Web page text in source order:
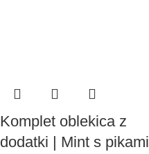
Komplet oblekica z
dodatki | Mint s pikami